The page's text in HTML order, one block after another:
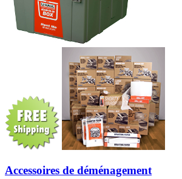
Accessoires de déménagement